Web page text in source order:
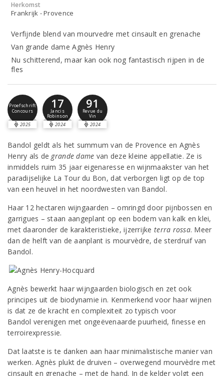
Herkomst
Frankrijk - Provence
Verfijnde blend van mourvedre met cinsault en grenache
Van grande dame Agnès Henry
Nu schitterend, maar kan ook nog fantastisch rijpen in de
fles
Proefschrift
Concours
2025
17
Jancis
Robinson
2024
91
Revue du
Vin
2024
Bandol geldt als het summum van de Provence en Agnès
Henry als de grande dame van deze kleine appellatie. Ze is
inmiddels ruim 35 jaar eigenaresse en wijnmaakster van het
paradijselijke La Tour du Bon, dat verborgen ligt op de top
van een heuvel in het noordwesten van Bandol.
Haar 12 hectaren wijngaarden – omringd door pijnbossen en
garrigues – staan aangeplant op een bodem van kalk en klei,
met daaronder de karakteristieke, ijzerrijke terra rossa. Meer
dan de helft van de aanplant is mourvèdre, de sterdruif van
Bandol.
Agnès bewerkt haar wijngaarden biologisch en zet ook
principes uit de biodynamie in. Kenmerkend voor haar wijnen
is dat ze de kracht en complexiteit zo typisch voor
Bandol verenigen met ongeëvenaarde puurheid, finesse en
terroirexpressie.
Dat laatste is te danken aan haar minimalistische manier van
werken. Agnès plukt de druiven – overwegend mourvèdre met
cinsault en grenache – met de hand. In de kelder volgt een